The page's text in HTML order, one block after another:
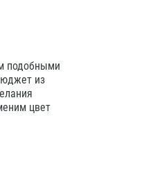
подобными
из
цвет